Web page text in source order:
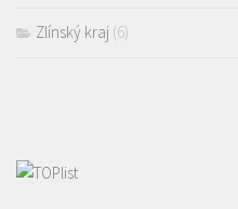
Zlínský kraj (6)